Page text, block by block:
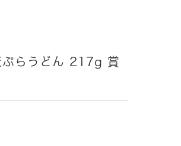
らうどん 217g 賞